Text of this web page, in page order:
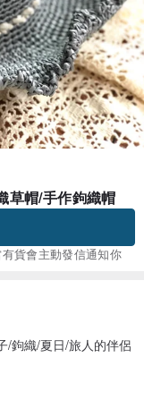
草帽/手作鉤織帽
貨會主動發信通知你
/鉤織/夏日/旅人的伴侶